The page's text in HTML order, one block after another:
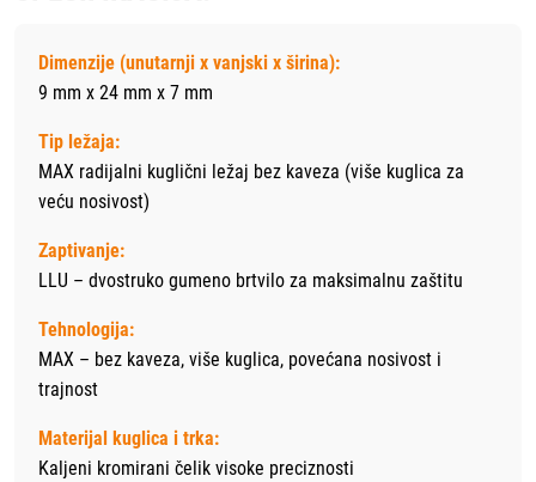
Dimenzije (unutarnji x vanjski x širina):
9 mm x 24 mm x 7 mm
Tip ležaja:
MAX radijalni kuglični ležaj bez kaveza (više kuglica za
veću nosivost)
Zaptivanje:
LLU – dvostruko gumeno brtvilo za maksimalnu zaštitu
Tehnologija:
MAX – bez kaveza, više kuglica, povećana nosivost i
trajnost
Materijal kuglica i trka:
Kaljeni kromirani čelik visoke preciznosti